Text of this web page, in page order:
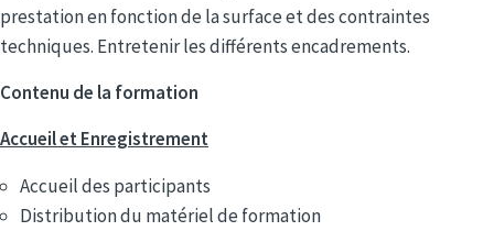
prestation en fonction de la surface et des contraintes
techniques. Entretenir les différents encadrements.
Contenu de la formation
Accueil et Enregistrement
Accueil des participants
Distribution du matériel de formation